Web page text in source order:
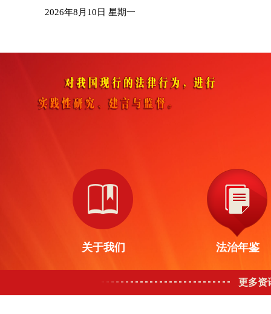
2026年8月10日 星期一
关于我们 法治年鉴
更多资